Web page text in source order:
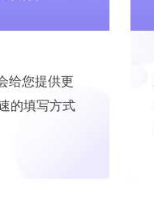
给您提供更
的填写方式